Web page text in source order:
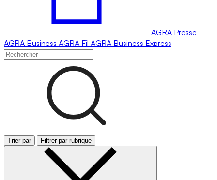
AGRA Presse
AGRA Business AGRA Fil AGRA Business Express
Trier par Filtrer par rubrique